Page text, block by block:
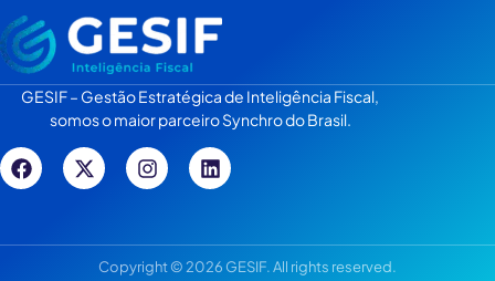
GESIF – Gestão Estratégica de Inteligência Fiscal,
somos o maior parceiro Synchro do Brasil.
Copyright © 2026 GESIF. All rights reserved.